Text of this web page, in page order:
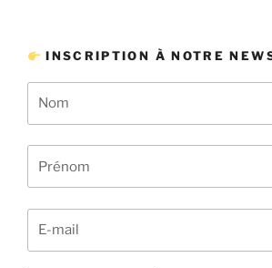
INSCRIPTION À NOTRE